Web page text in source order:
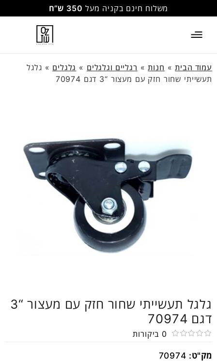
משלוח חינם בקניה מעל 350 ש”ח
עמוד הבית» חנות» רגליים וגלגלים » גלגלים » גלגל
תעשייתי שחור חזק עם מעצור “3 דגם 70974
גלגל תעשייתי שחור חזק עם מעצור “3
דגם 70974
0
0 ביקורות
מק"ט: 70974